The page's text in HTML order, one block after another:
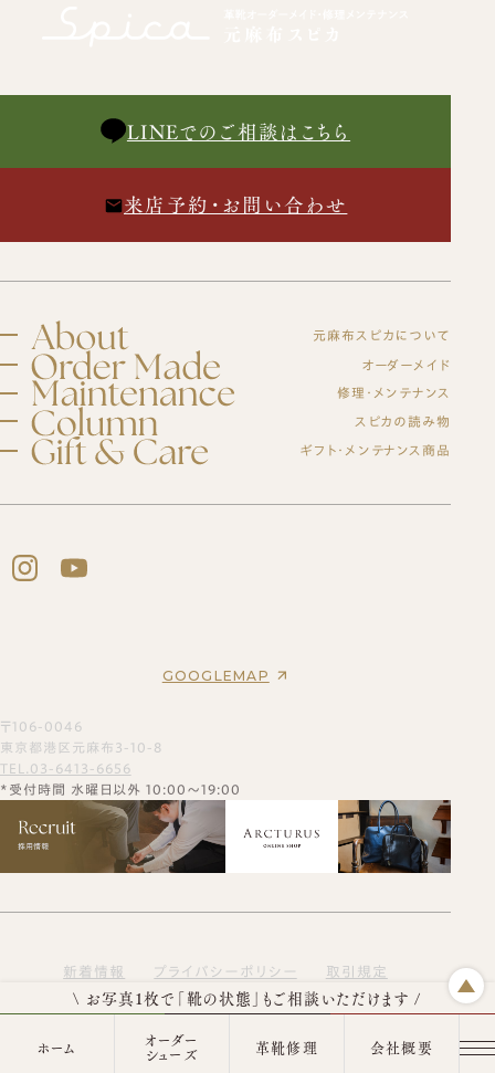
\ お写真1枚で「靴の状態」もご相談いただけます /
LINEで相談
ギフト券 Web問い合わせ
ホーム オーダー
シューズ 革靴修理 会社概要
LINEでのご相談はこちら
来店予約・お問い合わせ
元麻布スピカについて
スピカとは？
元麻布スピカの「履きやすさ」とは
工房紹介
よくある質問
オーダーメイド
初めての方へ
オーダーシューズ製作の流れ
オーダーメイド事例
プレミアムラストオーダーシューズ
名刺入れ
カードケース
修理・メンテナンス
修理・メンテナンスサービス
紳士靴
ブーツのクリーニング＆保管サービス
スピカの読み物
ブログ
革靴について
バッグ
ギフト・メンテナンス商品
ギフトチケット
お買い物かご
〒106-0046
東京都港区元麻布3-10-8
GOOGLEMAP
TEL.03-6413-6656
*受付時間 水曜日以外 10:00～19:00
新着情報 プライバシーポリシー 取引規定
特定商取引法に基づく表示 サイトマップ
©2025 SPICA INC.